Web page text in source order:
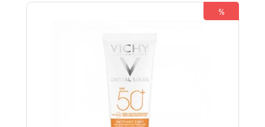
350 Dhs.
330 Dhs.
%